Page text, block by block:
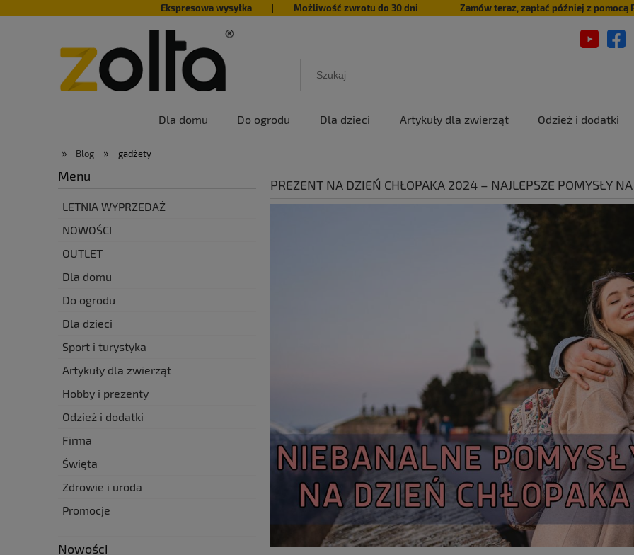
Ekspresowa wysyłka Możliwość zwrotu do 30 dni Zamów teraz, zapłać później z pomocą
Dla domu Do ogrodu Dla dzieci Artykuły dla zwierząt Odzież i dodatki
» Blog » gadżety
Menu
LETNIA WYPRZEDAŻ
NOWOŚCI
OUTLET
Dla domu
Do ogrodu
Dla dzieci
Sport i turystyka
Artykuły dla zwierząt
Hobby i prezenty
Odzież i dodatki
Firma
Święta
Zdrowie i uroda
Promocje
Nowości
PREZENT NA DZIEŃ CHŁOPAKA 2024 – NAJLEPSZE POMYSŁY